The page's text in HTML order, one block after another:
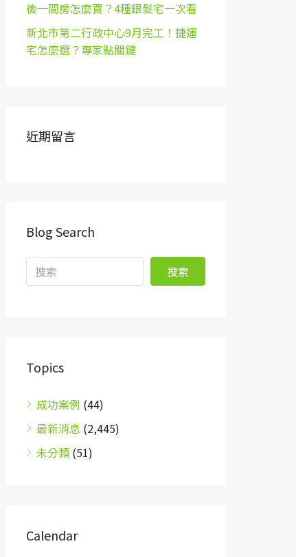
後一間房怎麼買？4種銀髮宅一次看
新北市第二行政中心9月完工！捷運
宅怎麼選？專家點關鍵
近期留言
Blog Search
搜索
Topics
成功案例 (44)
最新消息 (2,445)
未分類 (51)
Calendar